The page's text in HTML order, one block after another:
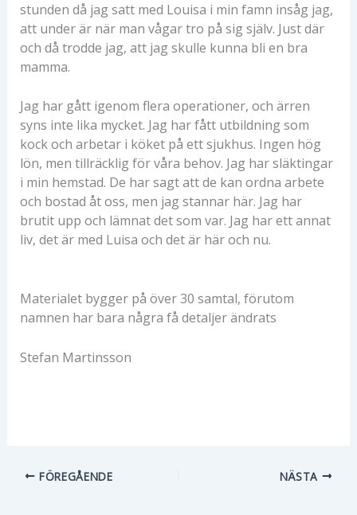
stunden då jag satt med Louisa i min famn insåg jag,
att under är när man vågar tro på sig själv. Just där
och då trodde jag, att jag skulle kunna bli en bra
mamma.
Jag har gått igenom flera operationer, och ärren
syns inte lika mycket. Jag har fått utbildning som
kock och arbetar i köket på ett sjukhus. Ingen hög
lön, men tillräcklig för våra behov. Jag har släktingar
i min hemstad. De har sagt att de kan ordna arbete
och bostad åt oss, men jag stannar här. Jag har
brutit upp och lämnat det som var. Jag har ett annat
liv, det är med Luisa och det är här och nu.
Materialet bygger på över 30 samtal, förutom
namnen har bara några få detaljer ändrats
Stefan Martinsson
FÖREGÅENDE NÄSTA